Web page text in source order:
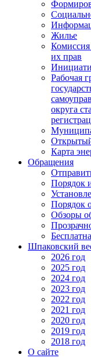
Жилье
их прав
Рабочая
округа
Карта
Обращения
Порядок
Порядок
Обзоры
Шпаковский
2026 год
2025 год
2024 год
2023 год
2022 год
2021 год
2020 год
2019 год
2018 год
О сайте